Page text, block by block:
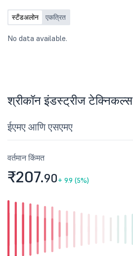
स्टँडअलोन एकत्रित
No data available.
श्रीकॉन इंडस्ट्रीज टेक्निकल्स
ईएमए आणि एसएमए
वर्तमान किंमत
₹207.90+ 9.9 (5%)